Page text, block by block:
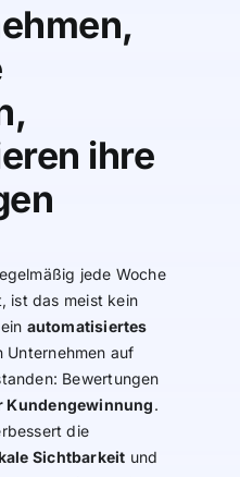
ihre
jede Woche
ist das meist kein
automatisiertes
Unternehmen auf
Bewertungen
Kundengewinnung.
die
Sichtbarkeit und